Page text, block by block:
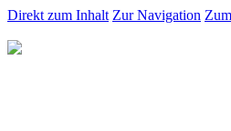
Direkt zum Inhalt Zur Navigation